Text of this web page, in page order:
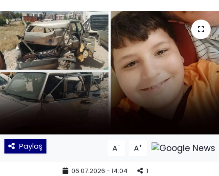
Paylaş A- A+
06.07.2026 - 14:04 1
POLİTİKA
SAĞLIK
Siyaset
SPOR
TEKNOLOJİ
Yaşam